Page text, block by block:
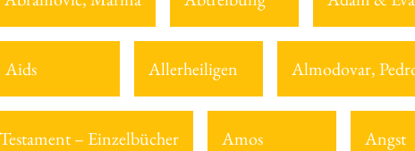
Aids Allerheiligen Almodovar,
– Einzelbücher Amos Angst